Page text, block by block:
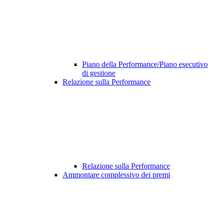
Piano della Performance/Piano esecutivo
di gestione
Relazione sulla Performance
Relazione sulla Performance
Ammontare complessivo dei premi